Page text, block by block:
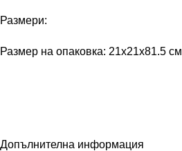
Размери:
Размер на опаковка: 21x21x81.5 см
Допълнителна информация